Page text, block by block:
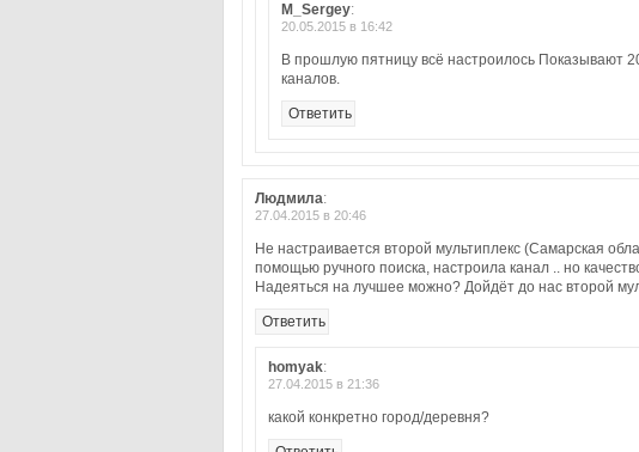
M_Sergey:
20.05.2015 в 16:42
В прошлую пятницу всё настроилось Показывают
каналов.
Ответить
Людмила:
27.04.2015 в 20:46
Не настраивается второй мультиплекс (Самарская
помощью ручного поиска, настроила канал .. но
Надеяться на лучшее можно? Дойдёт до нас второй
Ответить
homyak:
27.04.2015 в 21:36
какой конкретно город/деревня?